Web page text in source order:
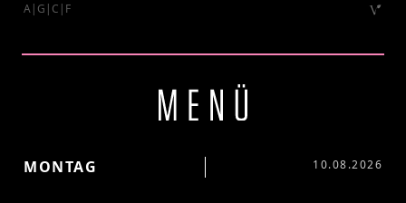
A|G|C|F
MONTAG 10.08.2026